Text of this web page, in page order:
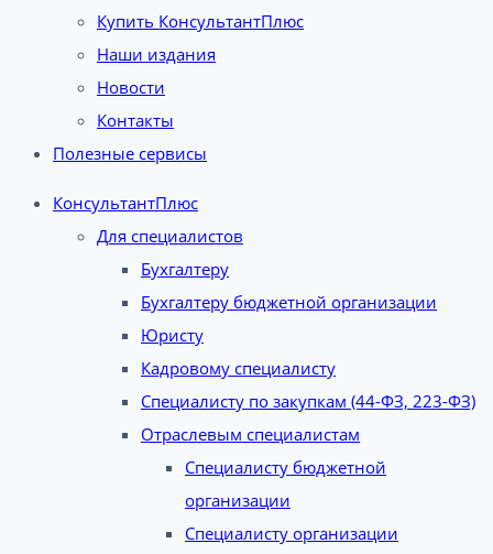
Купить КонсультантПлюс
Наши издания
Новости
Контакты
Полезные сервисы
КонсультантПлюс
Для специалистов
Бухгалтеру
Бухгалтеру бюджетной организации
Юристу
Кадровому специалисту
Специалисту по закупкам (44-ФЗ, 223-ФЗ)
Отраслевым специалистам
Специалисту бюджетной
организации
Специалисту организации